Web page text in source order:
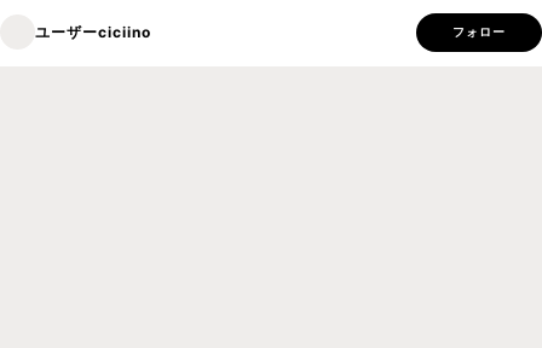
ユーザーciciino フォロー